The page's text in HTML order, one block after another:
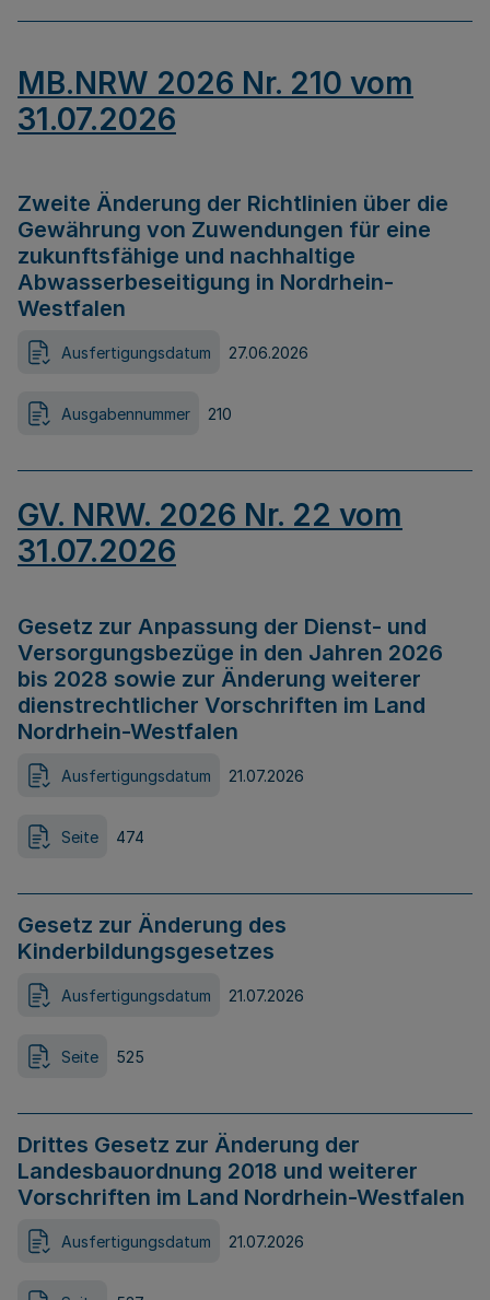
MB.NRW 2026 Nr. 210 vom
31.07.2026
Zweite Änderung der Richtlinien über die
Gewährung von Zuwendungen für eine
zukunftsfähige und nachhaltige
Abwasserbeseitigung in Nordrhein-
Westfalen
Ausfertigungsdatum 27.06.2026
Ausgabennummer 210
GV. NRW. 2026 Nr. 22 vom
31.07.2026
Gesetz zur Anpassung der Dienst- und
Versorgungsbezüge in den Jahren 2026
bis 2028 sowie zur Änderung weiterer
dienstrechtlicher Vorschriften im Land
Nordrhein-Westfalen
Ausfertigungsdatum 21.07.2026
Seite 474
Gesetz zur Änderung des
Kinderbildungsgesetzes
Ausfertigungsdatum 21.07.2026
Seite 525
Drittes Gesetz zur Änderung der
Landesbauordnung 2018 und weiterer
Vorschriften im Land Nordrhein-Westfalen
Ausfertigungsdatum 21.07.2026